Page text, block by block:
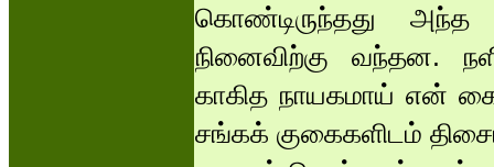
கொண்டிருந்தது
நினைவிற்கு வந்தன.
காகித நாயகமாய் என்
சங்கக் குகைகளிடம்